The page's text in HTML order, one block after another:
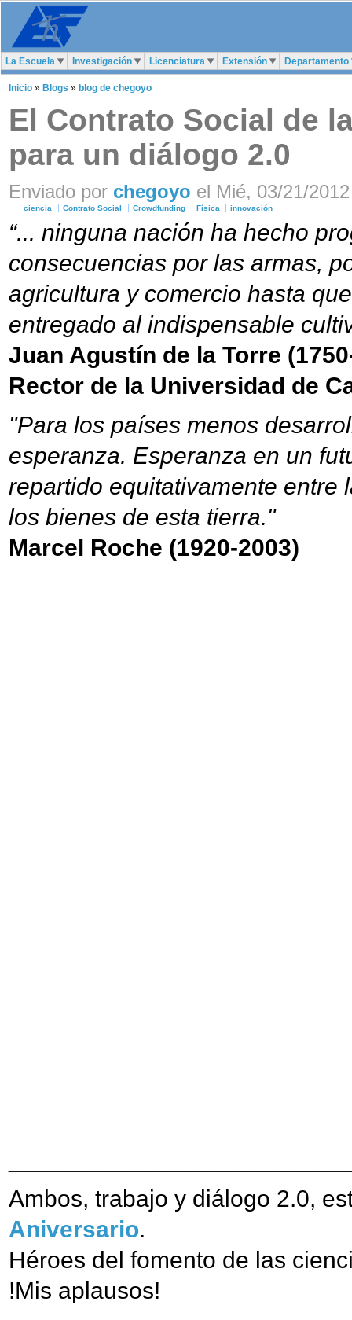
La Escuela Investigación Licenciatura Extensión Departamento
Inicio » Blogs » blog de chegoyo
El Contrato Social de
para un diálogo 2.0
Enviado por chegoyo el Mié, 03/21/
ciencia Contrato Social Crowdfunding Física innovación
“... ninguna nación ha hecho
consecuencias por las armas,
agricultura y comercio hasta
entregado al indispensable
Juan Agustín de la Torre
Rector de la Universidad de
"Para los países menos
esperanza. Esperanza en un
repartido equitativamente entre
los bienes de esta tierra."
Marcel Roche (1920-2003)
Ambos, trabajo y diálogo 2.0,
Aniversario.
Héroes del fomento de las
!Mis aplausos!